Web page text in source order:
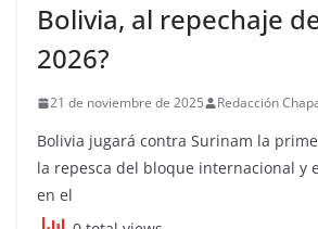
Bolivia, al repechaje
2026?
21 de noviembre de 2025 Redacción
Bolivia jugará contra Surinam la
la repesca del bloque internacional y
en el